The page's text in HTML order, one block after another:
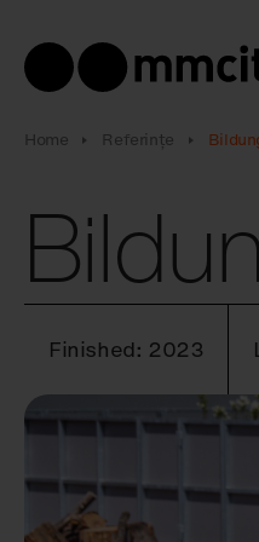
Home Referințe
Finished: 2023